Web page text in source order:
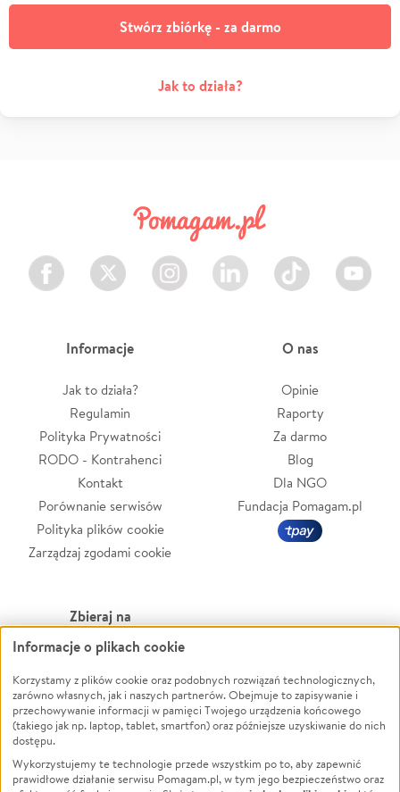
Stwórz zbiórkę - za darmo
Jak to działa?
Facebook Twitter Instagram LinkedIn TikTok Youtube
Informacje
Jak to działa?
Regulamin
Polityka Prywatności
RODO - Kontrahenci
Kontakt
Porównanie serwisów
Polityka plików cookie
Zarządzaj zgodami cookie
O nas
Opinie
Raporty
Za darmo
Blog
Dla NGO
Fundacja Pomagam.pl
Zbieraj na
Leczenie
Zwierzęta
Pożar
Ukraina
Pomoc Finansowa
Powódź
Wichura
NGO
Edukacja
Informacje o plikach cookie
Korzystamy z plików cookie oraz podobnych rozwiązań technologicznych,
zarówno własnych, jak i naszych partnerów. Obejmuje to zapisywanie i
przechowywanie informacji w pamięci Twojego urządzenia końcowego
(takiego jak np. laptop, tablet, smartfon) oraz późniejsze uzyskiwanie do nich
dostępu.
Wykorzystujemy te technologie przede wszystkim po to, aby zapewnić
prawidłowe działanie serwisu Pomagam.pl, w tym jego bezpieczeństwo oraz